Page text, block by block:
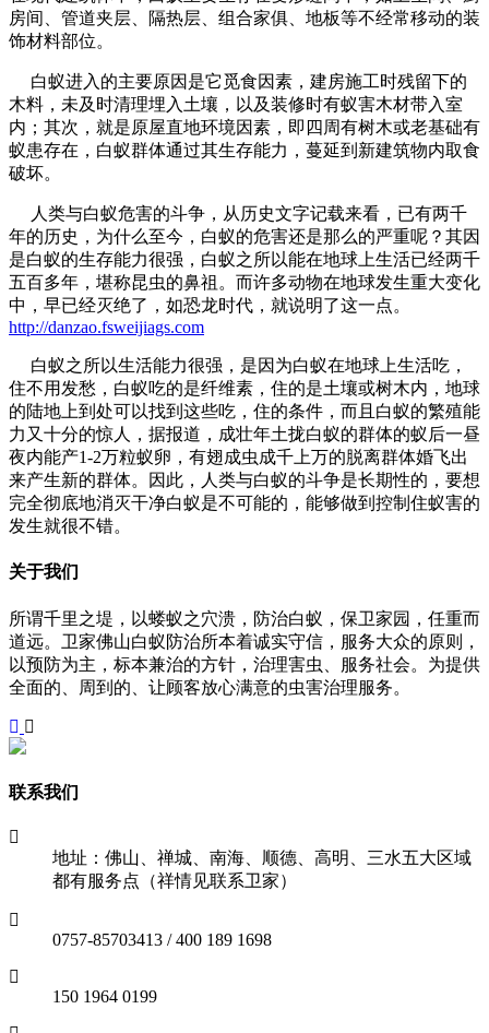
房间、管道夹层、隔热层、组合家俱、地板等不经常移动的装
饰材料部位。
白蚁进入的主要原因是它觅食因素，建房施工时残留下的
木料，未及时清理埋入土壤，以及装修时有蚁害木材带入室
内；其次，就是原屋直地环境因素，即四周有树木或老基础有
蚁患存在，白蚁群体通过其生存能力，蔓延到新建筑物内取食
破坏。
人类与白蚁危害的斗争，从历史文字记载来看，已有两千
年的历史，为什么至今，白蚁的危害还是那么的严重呢？其因
是白蚁的生存能力很强，白蚁之所以能在地球上生活已经两千
五百多年，堪称昆虫的鼻祖。而许多动物在地球发生重大变化
中，早已经灭绝了，如恐龙时代，就说明了这一点。
http://danzao.fsweijiags.com
白蚁之所以生活能力很强，是因为白蚁在地球上生活吃，
住不用发愁，白蚁吃的是纤维素，住的是土壤或树木内，地球
的陆地上到处可以找到这些吃，住的条件，而且白蚁的繁殖能
力又十分的惊人，据报道，成壮年土拢白蚁的群体的蚁后一昼
夜内能产1-2万粒蚁卵，有翅成虫成千上万的脱离群体婚飞出
来产生新的群体。因此，人类与白蚁的斗争是长期性的，要想
完全彻底地消灭干净白蚁是不可能的，能够做到控制住蚁害的
发生就很不错。
关于我们
所谓千里之堤，以蝼蚁之穴溃，防治白蚁，保卫家园，任重而
道远。卫家佛山白蚁防治所本着诚实守信，服务大众的原则，
以预防为主，标本兼治的方针，治理害虫、服务社会。为提供
全面的、周到的、让顾客放心满意的虫害治理服务。
联系我们
地址：佛山、禅城、南海、顺德、高明、三水五大区域
都有服务点（祥情见联系卫家）
0757-85703413 / 400 189 1698
150 1964 0199